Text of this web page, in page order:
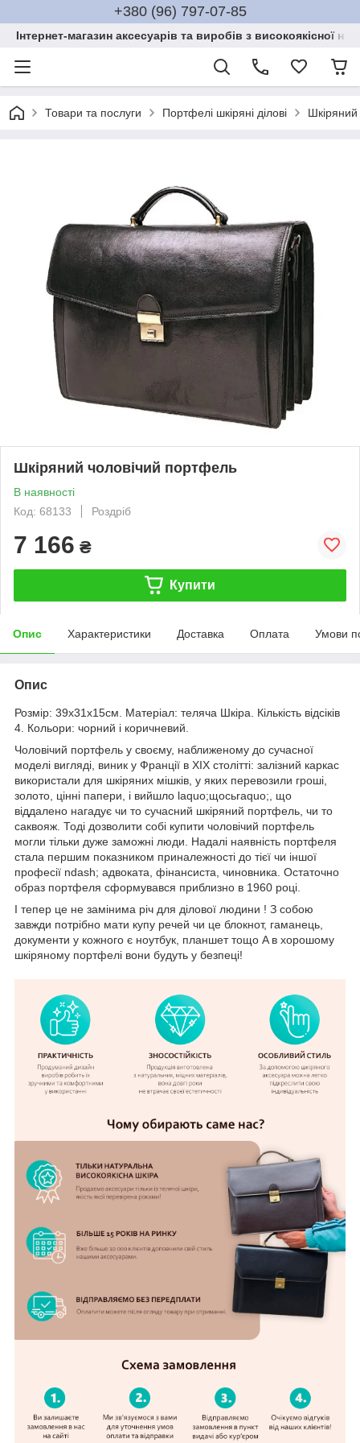
+380 (96) 797-07-85
Інтернет-магазин аксесуарів та виробів з високоякісної
Товари та послуги Портфелі шкіряні ділові
Шкіряний чоловічий портфель
В наявності
Код: 68133
Роздріб
7 166 ₴
Купити
Опис Характеристики Доставка Оплата Умови
Опис
Розмір: 39х31х15см. Матеріал: теляча Шкіра. Кількість відсіків
4. Кольори: чорний і коричневий.
Чоловічий портфель у своєму, наближеному до сучасної
моделі вигляді, виник у Франції в ХІХ столітті: залізний каркас
використали для шкіряних мішків, у яких перевозили гроші,
золото, цінні папери, і вийшло laquo;щосьraquo;, що
віддалено нагадує чи то сучасний шкіряний портфель, чи то
саквояж. Тоді дозволити собі купити чоловічий портфель
могли тільки дуже заможні люди. Надалі наявність портфеля
стала першим показником приналежності до тієї чи іншої
професії ndash; адвоката, фінансиста, чиновника. Остаточно
образ портфеля сформувався приблизно в 1960 році.
І тепер це не замінима річ для ділової людини ! З собою
завжди потрібно мати купу речей чи це блокнот, гаманець,
документи у кожного є ноутбук, планшет тощо A в хорошому
шкіряному портфелі вони будуть у безпеці!